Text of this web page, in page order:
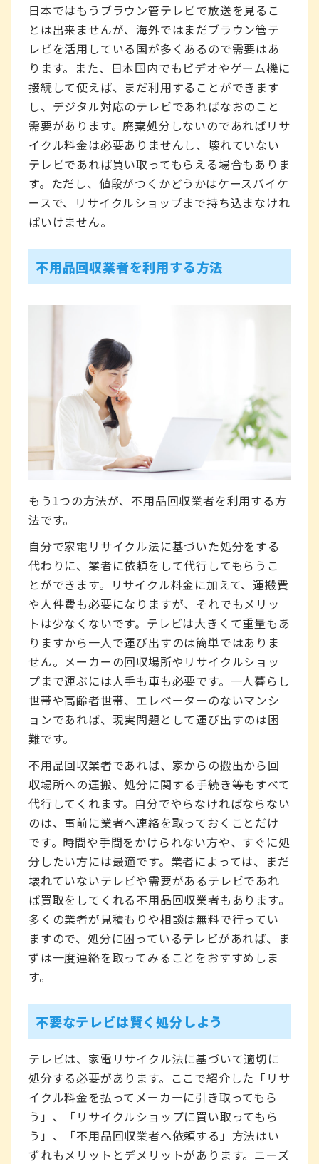
日本ではもうブラウン管テレビで放送を見るこ
とは出来ませんが、海外ではまだブラウン管テ
レビを活用している国が多くあるので需要はあ
ります。また、日本国内でもビデオやゲーム機に
接続して使えば、まだ利用することができます
し、デジタル対応のテレビであればなおのこと
需要があります。廃棄処分しないのであればリサ
イクル料金は必要ありませんし、壊れていない
テレビであれば買い取ってもらえる場合もありま
す。ただし、値段がつくかどうかはケースバイケ
ースで、リサイクルショップまで持ち込まなけれ
ばいけません。
不用品回収業者を利用する方法
もう1つの方法が、不用品回収業者を利用する方
法です。
自分で家電リサイクル法に基づいた処分をする
代わりに、業者に依頼をして代行してもらうこ
とができます。リサイクル料金に加えて、運搬費
や人件費も必要になりますが、それでもメリッ
トは少なくないです。テレビは大きくて重量もあ
りますから一人で運び出すのは簡単ではありま
せん。メーカーの回収場所やリサイクルショッ
プまで運ぶには人手も車も必要です。一人暮らし
世帯や高齢者世帯、エレベーターのないマンシ
ョンであれば、現実問題として運び出すのは困
難です。
不用品回収業者であれば、家からの搬出から回
収場所への運搬、処分に関する手続き等もすべて
代行してくれます。自分でやらなければならない
のは、事前に業者へ連絡を取っておくことだけ
です。時間や手間をかけられない方や、すぐに処
分したい方には最適です。業者によっては、まだ
壊れていないテレビや需要があるテレビであれ
ば買取をしてくれる不用品回収業者もあります。
多くの業者が見積もりや相談は無料で行ってい
ますので、処分に困っているテレビがあれば、ま
ずは一度連絡を取ってみることをおすすめしま
す。
不要なテレビは賢く処分しよう
テレビは、家電リサイクル法に基づいて適切に
処分する必要があります。ここで紹介した「リサ
イクル料金を払ってメーカーに引き取ってもら
う」、「リサイクルショップに買い取ってもら
う」、「不用品回収業者へ依頼する」方法はい
ずれもメリットとデメリットがあります。ニーズ